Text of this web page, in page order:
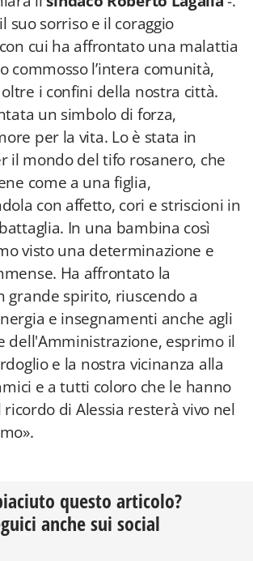
suo sorriso e il coraggio
cui ha affrontato una malattia
commosso l’intera comunità,
i confini della nostra città.
un simbolo di forza,
per la vita. Lo è stata in
il mondo del tifo rosanero, che
come a una figlia,
con affetto, cori e striscioni in
In una bambina così
visto una determinazione e
Ha affrontato la
grande spirito, riuscendo a
e insegnamenti anche agli
dell'Amministrazione, esprimo il
e la nostra vicinanza alla
e a tutti coloro che le hanno
di Alessia resterà vivo nel
questo articolo?
anche sui social